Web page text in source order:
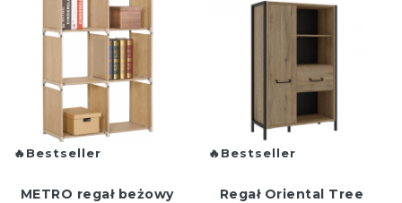
Bestseller
METRO regał beżowy
Bestseller
Regał Oriental Tree